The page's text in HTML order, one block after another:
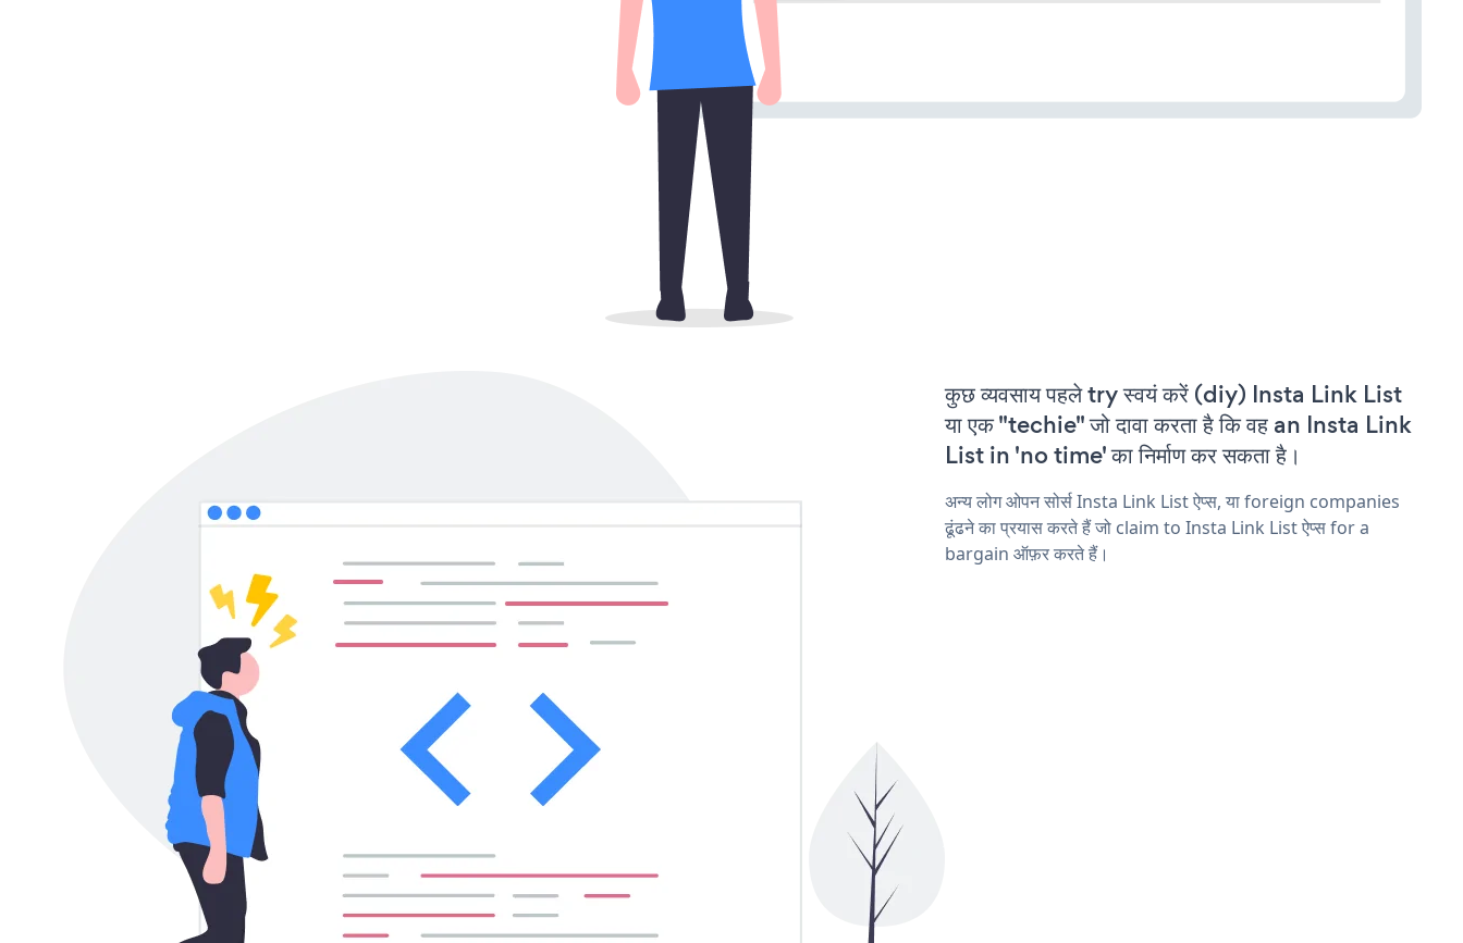
कुछ व्यवसाय पहले try स्वयं करें (diy) Insta Link List
या एक "techie" जो दावा करता है कि वह an Insta Link
List in 'no time' का निर्माण कर सकता है।
अन्य लोग ओपन सोर्स Insta Link List ऐप्स, या foreign companies
ढूंढने का प्रयास करते हैं जो claim to Insta Link List ऐप्स for a
bargain ऑफ़र करते हैं।